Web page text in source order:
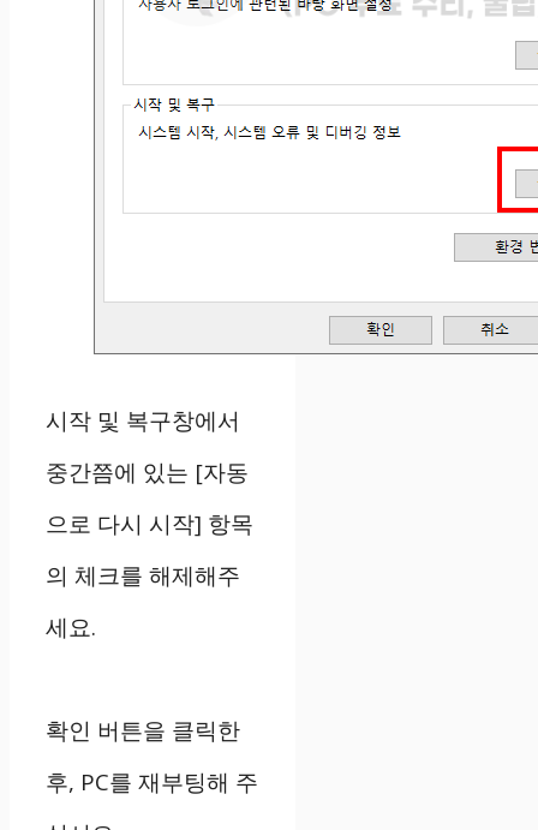
시작 및 복구창에서
중간쯤에 있는 [자동
으로 다시 시작] 항목
의 체크를 해제해주
세요.
확인 버튼을 클릭한
후, PC를 재부팅해 주